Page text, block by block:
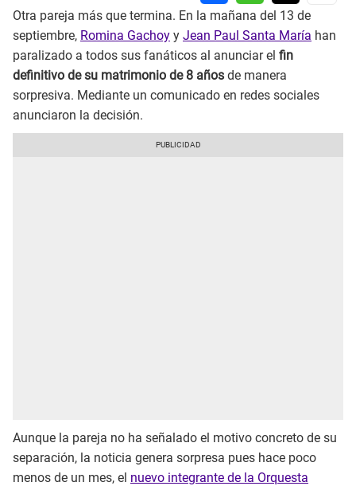
Otra pareja más que termina. En la mañana del 13 de
septiembre, Romina Gachoy y Jean Paul Santa María han
paralizado a todos sus fanáticos al anunciar el fin
definitivo de su matrimonio de 8 años de manera
sorpresiva. Mediante un comunicado en redes sociales
anunciaron la decisión.
Aunque la pareja no ha señalado el motivo concreto de su
separación, la noticia genera sorpresa pues hace poco
menos de un mes, el nuevo integrante de la Orquesta